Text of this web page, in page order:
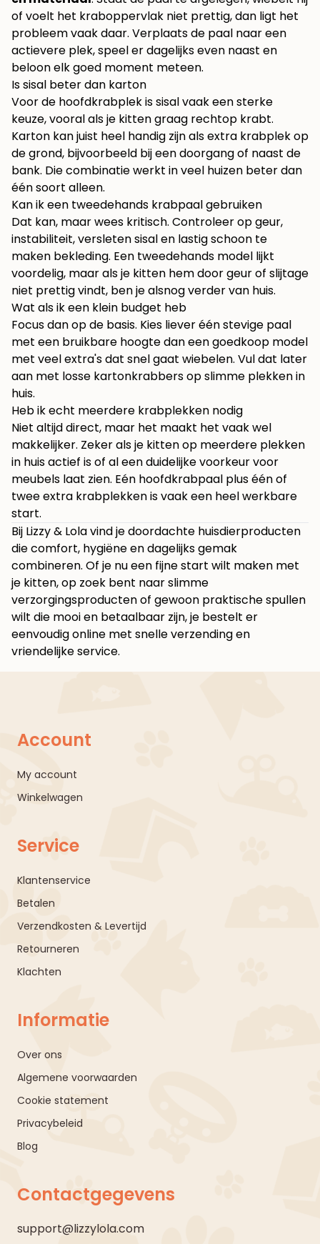
of voelt het kraboppervlak niet prettig, dan ligt het
probleem vaak daar. Verplaats de paal naar een
actievere plek, speel er dagelijks even naast en
beloon elk goed moment meteen.
Is sisal beter dan karton
Voor de hoofdkrabplek is sisal vaak een sterke
keuze, vooral als je kitten graag rechtop krabt.
Karton kan juist heel handig zijn als extra krabplek op
de grond, bijvoorbeeld bij een doorgang of naast de
bank. Die combinatie werkt in veel huizen beter dan
één soort alleen.
Kan ik een tweedehands krabpaal gebruiken
Dat kan, maar wees kritisch. Controleer op geur,
instabiliteit, versleten sisal en lastig schoon te
maken bekleding. Een tweedehands model lijkt
voordelig, maar als je kitten hem door geur of slijtage
niet prettig vindt, ben je alsnog verder van huis.
Wat als ik een klein budget heb
Focus dan op de basis. Kies liever één stevige paal
met een bruikbare hoogte dan een goedkoop model
met veel extra's dat snel gaat wiebelen. Vul dat later
aan met losse kartonkrabbers op slimme plekken in
huis.
Heb ik echt meerdere krabplekken nodig
Niet altijd direct, maar het maakt het vaak wel
makkelijker. Zeker als je kitten op meerdere plekken
in huis actief is of al een duidelijke voorkeur voor
meubels laat zien. Eén hoofdkrabpaal plus één of
twee extra krabplekken is vaak een heel werkbare
start.
Bij Lizzy & Lolavind je doordachte huisdierproducten
die comfort, hygiëne en dagelijks gemak
combineren. Of je nu een fijne start wilt maken met
je kitten, op zoek bent naar slimme
verzorgingsproducten of gewoon praktische spullen
wilt die mooi en betaalbaar zijn, je bestelt er
eenvoudig online met snelle verzending en
vriendelijke service.
Account
My account
Winkelwagen
Service
Klantenservice
Betalen
Verzendkosten & Levertijd
Retourneren
Klachten
Informatie
Over ons
Algemene voorwaarden
Cookie statement
Privacybeleid
Blog
Contactgegevens
support@lizzylola.com